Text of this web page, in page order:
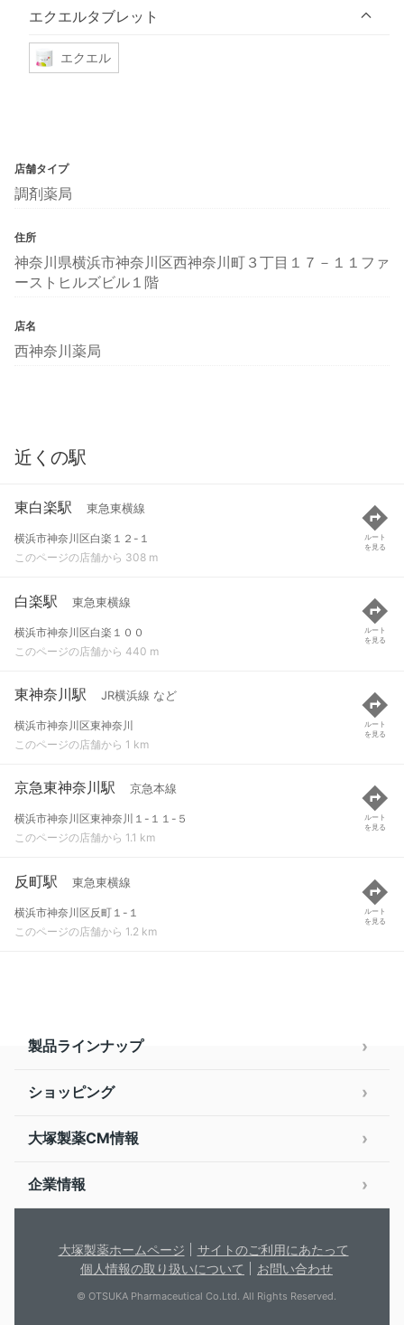
エクエルタブレット
エクエル
店舗タイプ
調剤薬局
住所
神奈川県横浜市神奈川区西神奈川町３丁目１７－１１ファ
ーストヒルズビル１階
店名
西神奈川薬局
近くの駅
東白楽駅 東急東横線
横浜市神奈川区白楽１２-１
このページの店舗から 308 m
ルート
を見る
白楽駅 東急東横線
横浜市神奈川区白楽１００
このページの店舗から 440 m
ルート
を見る
東神奈川駅 JR横浜線 など
横浜市神奈川区東神奈川
このページの店舗から 1 km
ルート
を見る
京急東神奈川駅 京急本線
横浜市神奈川区東神奈川１-１１-５
このページの店舗から 1.1 km
ルート
を見る
反町駅 東急東横線
横浜市神奈川区反町１-１
このページの店舗から 1.2 km
ルート
を見る
製品ラインナップ
ショッピング
大塚製薬CM情報
企業情報
大塚製薬ホームページ
サイトのご利用にあたって
個人情報の取り扱いについて
お問い合わせ
© OTSUKA Pharmaceutical Co.Ltd. All Rights Reserved.